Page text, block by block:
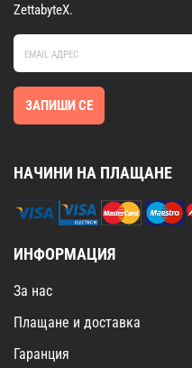
ZettabyteX.
ЗАПИШИ СЕ
НАЧИНИ НА ПЛАЩАНЕ
ИНФОРМАЦИЯ
За нас
Плащане и доставка
Гаранция